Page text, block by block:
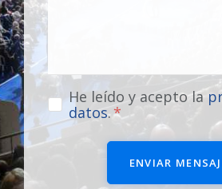
He leído y acepto la
datos.
ENVIAR